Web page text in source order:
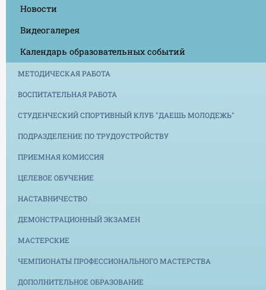
Новости
Видеогалерея
Календарь образовательных событий
МЕТОДИЧЕСКАЯ РАБОТА
ВОСПИТАТЕЛЬНАЯ РАБОТА
СТУДЕНЧЕСКИЙ СПОРТИВНЫЙ КЛУБ "ДАЕШЬ МОЛОДЕЖЬ"
ПОДРАЗДЕЛЕНИЕ ПО ТРУДОУСТРОЙСТВУ
ПРИЕМНАЯ КОМИССИЯ
ЦЕЛЕВОЕ ОБУЧЕНИЕ
НАСТАВНИЧЕСТВО
ДЕМОНСТРАЦИОННЫЙ ЭКЗАМЕН
МАСТЕРСКИЕ
ЧЕМПИОНАТЫ ПРОФЕССИОНАЛЬНОГО МАСТЕРСТВА
ДОПОЛНИТЕЛЬНОЕ ОБРАЗОВАНИЕ